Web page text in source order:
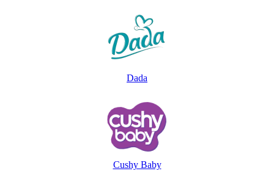
Dada
Cushy Baby